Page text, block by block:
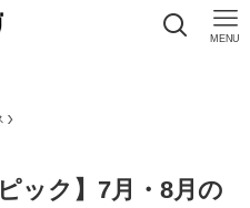
MENU
ック】7月・8月の